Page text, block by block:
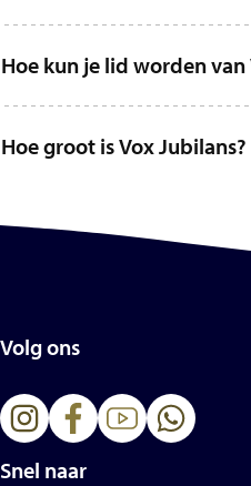
Hoe kun je lid worden van
Hoe groot is Vox Jubilans?
Volg ons
Snel naar